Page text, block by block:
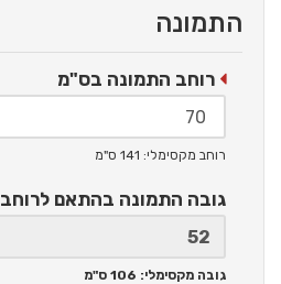
התמונה
רוחב התמונה בס"מ
רוחב מקסימלי: 141 ס"מ
גובה התמונה בהתאם לרוחב
גובה מקסימלי: 106 ס"מ